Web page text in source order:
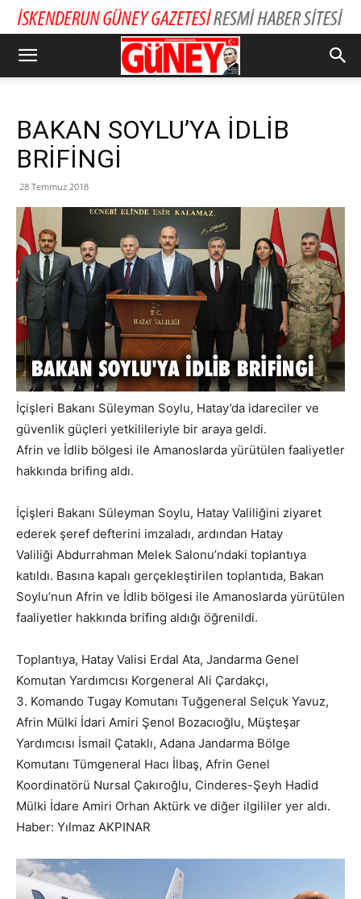
BAKAN SOYLU’YA İDLİB
BRİFİNGİ
28 Temmuz 2018
İçişleri Bakanı Süleyman Soylu, Hatay’da idareciler ve
güvenlik güçleri yetkilileriyle bir araya geldi.
Afrin ve İdlib bölgesi ile Amanoslarda yürütülen faaliyetler
hakkında brifing aldı.
İçişleri Bakanı Süleyman Soylu, Hatay Valiliğini ziyaret
ederek şeref defterini imzaladı, ardından Hatay
Valiliği Abdurrahman Melek Salonu’ndaki toplantıya
katıldı. Basına kapalı gerçekleştirilen toplantıda, Bakan
Soylu’nun Afrin ve İdlib bölgesi ile Amanoslarda yürütülen
faaliyetler hakkında brifing aldığı öğrenildi.
Toplantıya, Hatay Valisi Erdal Ata, Jandarma Genel
Komutan Yardımcısı Korgeneral Ali Çardakçı,
3. Komando Tugay Komutanı Tuğgeneral Selçuk Yavuz,
Afrin Mülki İdari Amiri Şenol Bozacıoğlu, Müşteşar
Yardımcısı İsmail Çataklı, Adana Jandarma Bölge
Komutanı Tümgeneral Hacı İlbaş, Afrin Genel
Koordinatörü Nursal Çakıroğlu, Cinderes-Şeyh Hadid
Mülki İdare Amiri Orhan Aktürk ve diğer ilgililer yer aldı.
Haber: Yılmaz AKPINAR